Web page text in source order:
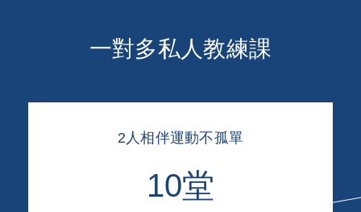
一對多私人教練課
2人相伴運動不孤單
10堂